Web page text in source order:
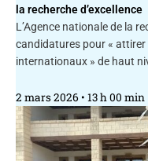
la recherche d’excellence
L’Agence nationale de la
candidatures pour « attirer
internationaux » de haut
2 mars 2026 13 h 00 min